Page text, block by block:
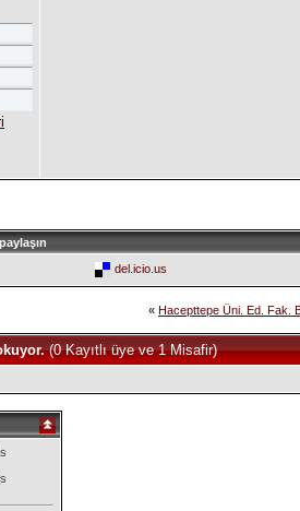
del.icio.us
« Hacepttepe Üni. Ed. Fak.
(0 Kayıtlı üye ve 1 Misafir)